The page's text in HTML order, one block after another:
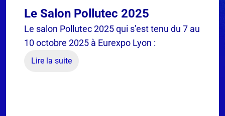
Le Salon Pollutec 2025
Le salon Pollutec 2025 qui s’est tenu du 7 au
10 octobre 2025 à Eurexpo Lyon :
Lire la suite